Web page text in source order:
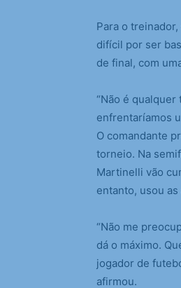
Para o
difícil por ser
de final, com
“Não é
enfrentaríamos
O comandante
torneio. Na
Martinelli vão
entanto, usou
“Não me
dá o máximo.
jogador de
afirmou.